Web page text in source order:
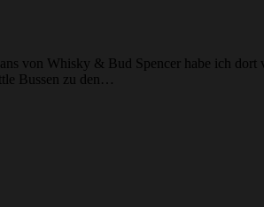
von Whisky & Bud Spencer habe ich
Bussen zu den…